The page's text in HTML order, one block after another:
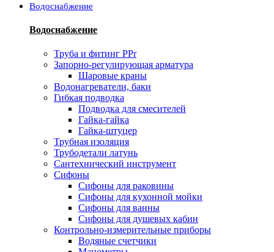
Водоснабжение
Водоснабжение
Труба и фитинг PPr
Запорно-регулирующая арматура
Шаровые краны
Водонагреватели, баки
Гибкая подводка
Подводка для смесителей
Гайка-гайка
Гайка-штуцер
Трубная изоляция
Трубодетали латунь
Сантехнический инструмент
Сифоны
Сифоны для раковины
Сифоны для кухонной мойки
Сифоны для ванны
Сифоны для душевых кабин
Контрольно-измерительные приборы
Водяные счетчики